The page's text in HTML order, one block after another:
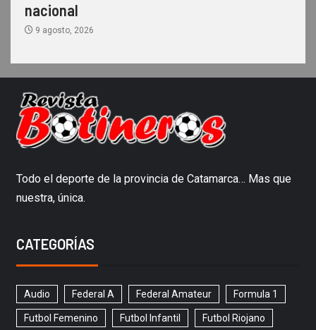
nacional
9 agosto, 2026
Todo el deporte de la provincia de Catamarca… Mas que
nuestra, única.
CATEGORÍAS
Audio Federal A Federal Amateur Formula 1
Futbol Femenino Futbol Infantil Futbol Riojano